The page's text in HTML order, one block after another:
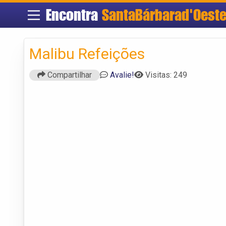
Encontra SantaBárbarad'Oeste
Malibu Refeições
Compartilhar Avalie! Visitas: 249